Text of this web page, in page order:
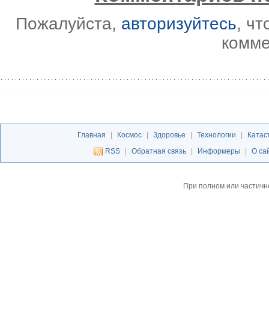
Пожалуйста, авторизуйтесь,
Главная | Космос | Здоровье | Технологии |
RSS
| Обратная связь | Информеры | О
При полном или